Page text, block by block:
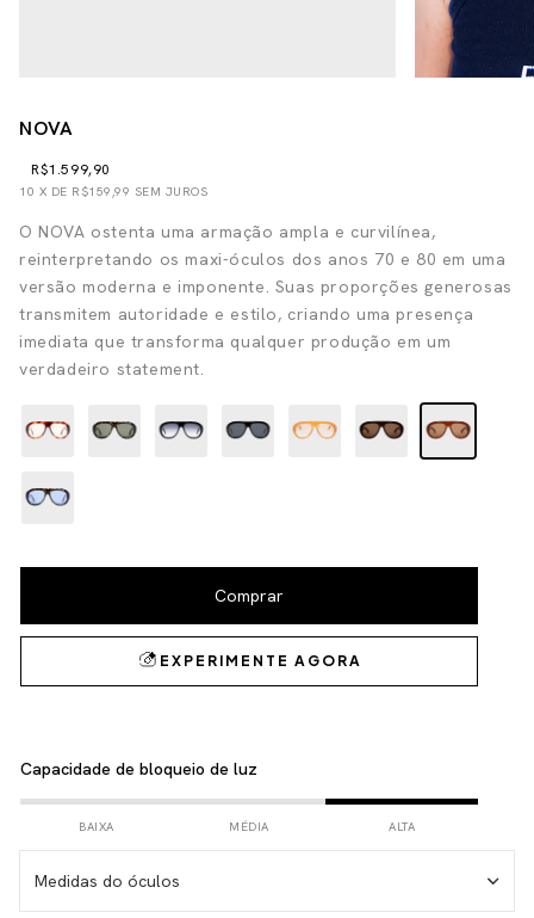
NOVA
R$1.599,90
10 X DE R$159,99 SEM JUROS
O NOVA ostenta uma armação ampla e curvilínea,
reinterpretando os maxi-óculos dos anos 70 e 80 em uma
versão moderna e imponente. Suas proporções generosas
transmitem autoridade e estilo, criando uma presença
imediata que transforma qualquer produção em um
verdadeiro statement.
Capacidade de bloqueio de luz
BAIXA MÉDIA ALTA
Medidas do óculos